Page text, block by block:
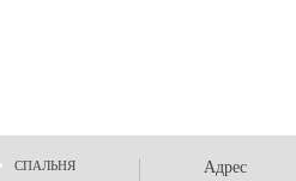
СПАЛЬНЯ Адрес